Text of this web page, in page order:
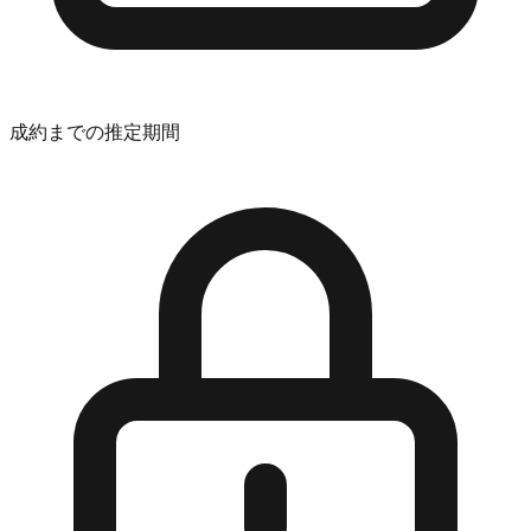
成約までの推定期間